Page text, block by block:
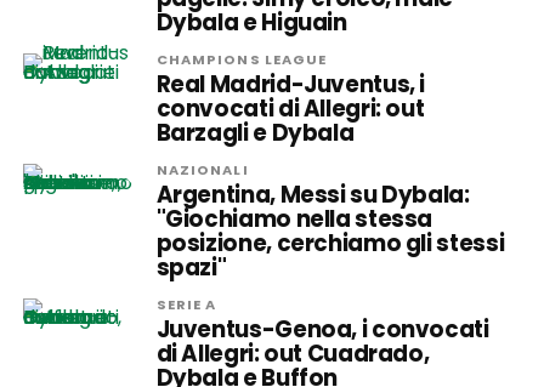
Dybala e Higuain
CHAMPIONS LEAGUE
Real Madrid-Juventus, i
convocati di Allegri: out
Barzagli e Dybala
NAZIONALI
Argentina, Messi su Dybala:
"Giochiamo nella stessa
posizione, cerchiamo gli stessi
spazi"
SERIE A
Juventus-Genoa, i convocati
di Allegri: out Cuadrado,
Dybala e Buffon